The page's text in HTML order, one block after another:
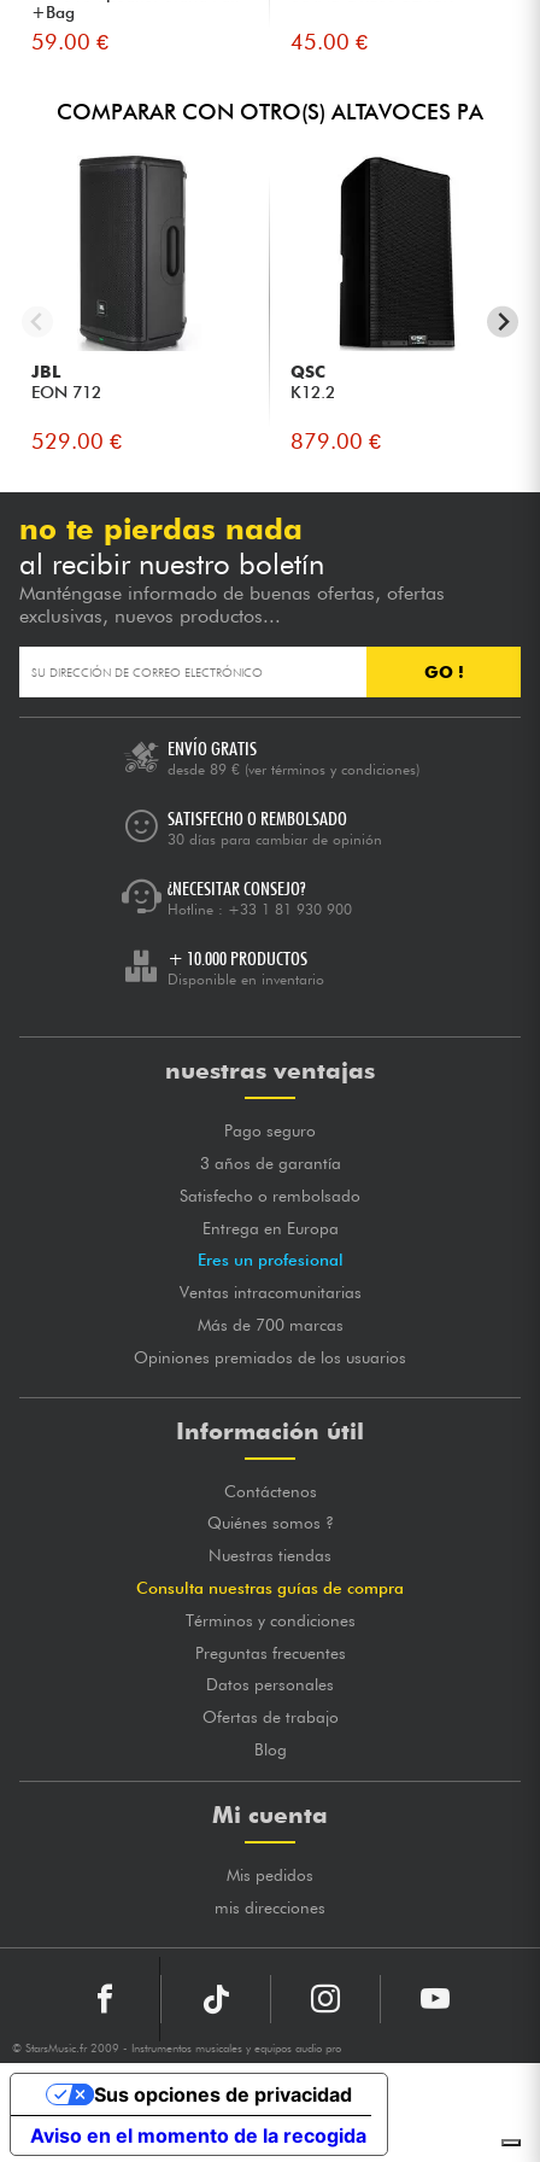
+Bag
59.00 € 45.00 €
COMPARAR CON OTRO(S) ALTAVOCES PA
JBL
EON 712
529.00 €
QSC
K12.2
879.00 €
no te pierdas nada
al recibir nuestro boletín
Manténgase informado de buenas ofertas, ofertas
exclusivas, nuevos productos...
GO !
ENVÍO GRATIS
desde 89 € (ver términos y condiciones)
SATISFECHO O REMBOLSADO
30 días para cambiar de opinión
¿NECESITAR CONSEJO?
Hotline : +33 1 81 930 900
+ 10.000 PRODUCTOS
Disponible en inventario
nuestras ventajas
Pago seguro
3 años de garantía
Satisfecho o rembolsado
Entrega en Europa
Eres un profesional
Ventas intracomunitarias
Más de 700 marcas
Opiniones premiados de los usuarios
Información útil
Contáctenos
Quiénes somos ?
Nuestras tiendas
Consulta nuestras guías de compra
Términos y condiciones
Preguntas frecuentes
Datos personales
Ofertas de trabajo
Blog
Mi cuenta
Mis pedidos
mis direcciones
© StarsMusic.fr 2009 - Instrumentos musicales y equipos audio pro
Aviso en el momento de la recogida
Sus opciones de privacidad